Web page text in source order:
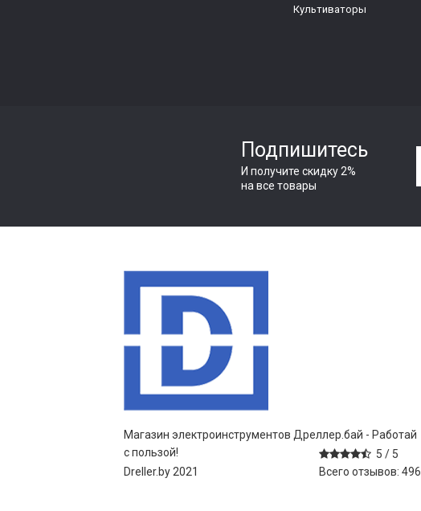
Культиваторы
Подпишитесь
И получите скидку 2%
на все товары
Магазин электроинструментов Дреллер.бай - Работай
с пользой!
5 / 5
Всего отзывов:496
Dreller.by 2021